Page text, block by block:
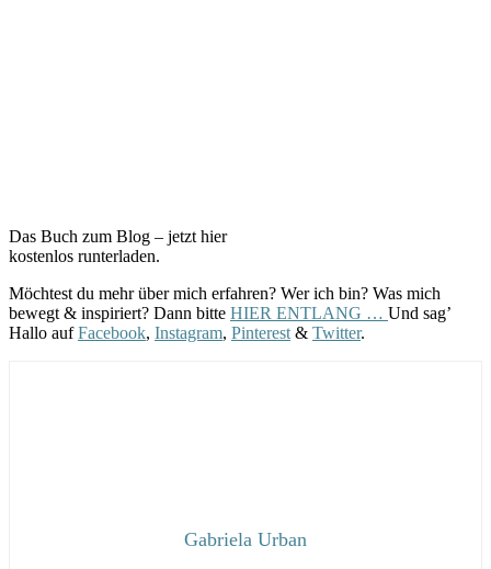
Das Buch zum Blog – jetzt hier
kostenlos runterladen.
Möchtest du mehr über mich erfahren? Wer ich bin? Was mich
bewegt & inspiriert? Dann bitte HIER ENTLANG … Und sag’
Hallo aufFacebook, Instagram, Pinterest & Twitter.
Gabriela Urban